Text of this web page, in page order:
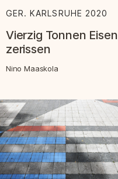
GER. KARLSRUHE 2020
Vierzig Tonnen Eisen
zerissen
Nino Maaskola